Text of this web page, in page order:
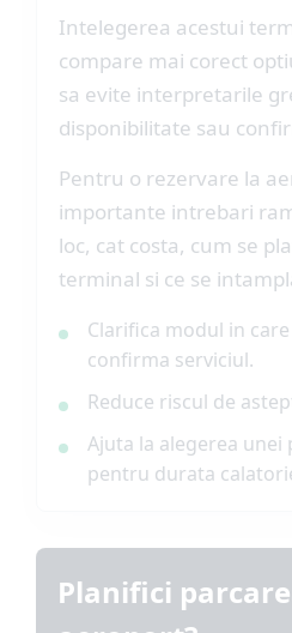
Intelegerea acestui
compare mai corect
sa evite interpretarile
disponibilitate sau
Pentru o rezervare la
importante intrebari
loc, cat costa, cum se
terminal si ce se
Clarifica modul in
confirma serviciul.
Reduce riscul de
Ajuta la alegerea
pentru durata
Planifici